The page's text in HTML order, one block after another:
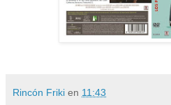
Rincón Friki en 11:43